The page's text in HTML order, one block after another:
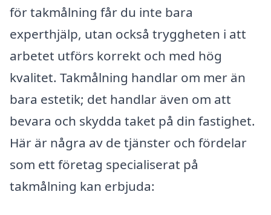
för takmålning får du inte bara
experthjälp, utan också tryggheten i att
arbetet utförs korrekt och med hög
kvalitet. Takmålning handlar om mer än
bara estetik; det handlar även om att
bevara och skydda taket på din fastighet.
Här är några av de tjänster och fördelar
som ett företag specialiserat på
takmålning kan erbjuda: